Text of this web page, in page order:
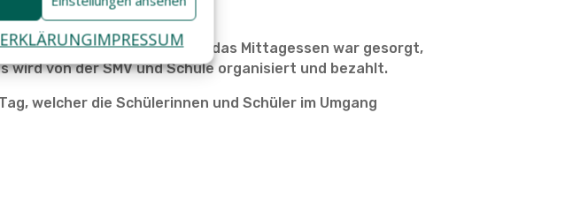
IMPRESSUM
und Brezeln. Auch für das Mittagessen war gesorgt,
von der SMV und Schule organisiert und bezahlt.
welcher die Schülerinnen und Schüler im Umgang